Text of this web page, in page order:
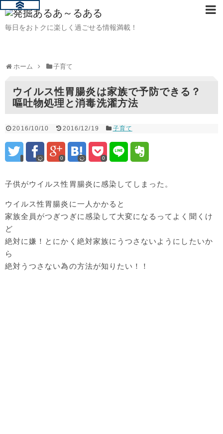
毎日をおトクに楽しく過ごせる情報満載！
ホーム 子育て
ウイルス性胃腸炎は家族で予防できる？
嘔吐物処理と消毒洗濯方法
2016/10/10 2016/12/19 子育て
0 0
子供がウイルス性胃腸炎に感染してしまった。
ウイルス性胃腸炎に一人かかると
家族全員がつぎつぎに感染して大変になるってよく聞くけ
ど
絶対に嫌！とにかく絶対家族にうつさないようにしたいか
ら
絶対うつさない為の方法が知りたい！！